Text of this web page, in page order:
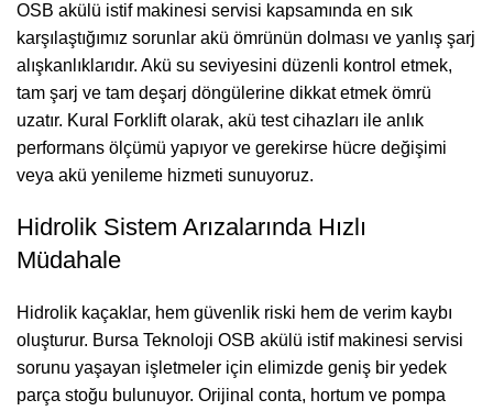
OSB akülü istif makinesi servisi kapsamında en sık
karşılaştığımız sorunlar akü ömrünün dolması ve yanlış şarj
alışkanlıklarıdır. Akü su seviyesini düzenli kontrol etmek,
tam şarj ve tam deşarj döngülerine dikkat etmek ömrü
uzatır. Kural Forklift olarak, akü test cihazları ile anlık
performans ölçümü yapıyor ve gerekirse hücre değişimi
veya akü yenileme hizmeti sunuyoruz.
Hidrolik Sistem Arızalarında Hızlı
Müdahale
Hidrolik kaçaklar, hem güvenlik riski hem de verim kaybı
oluşturur. Bursa Teknoloji OSB akülü istif makinesi servisi
sorunu yaşayan işletmeler için elimizde geniş bir yedek
parça stoğu bulunuyor. Orijinal conta, hortum ve pompa